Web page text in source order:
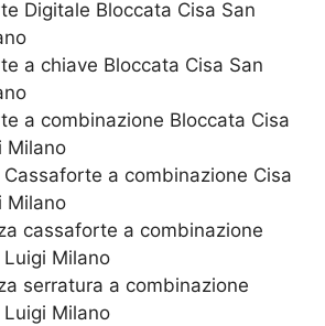
Digitale Bloccata​ Cisa San
a chiave Bloccata​ Cisa San
a combinazione Bloccata​ Cisa
Milano
a combinazione​ Cisa
Milano
cassaforte a combinazione​
Luigi Milano
serratura​ ​a combinazione​
Luigi Milano